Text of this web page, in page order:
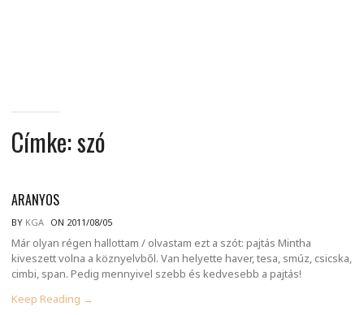
Címke:szó
ARANYOS
BY KGA ON 2011/08/05
Már olyan régen hallottam / olvastam ezt a szót: pajtás Mintha
kiveszett volna a köznyelvből. Van helyette haver, tesa, smúz, csicska,
cimbi, span. Pedig mennyivel szebb és kedvesebb a pajtás!
Keep Reading →